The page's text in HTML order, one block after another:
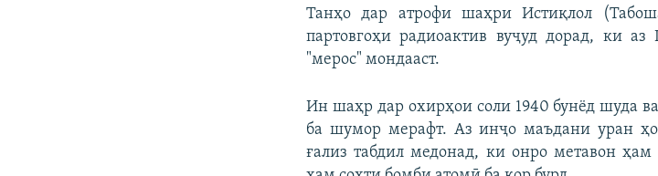
Танҳо дар атрофи шаҳри Истиқлол
партовгоҳи радиоактив вуҷуд дорад, ки
"мерос" мондааст.
Ин шаҳр дар охирҳои соли 1940 бунёд шуда
ба шумор мерафт. Аз инҷо маъдани уран
ғализ табдил медонад, ки онро метавон